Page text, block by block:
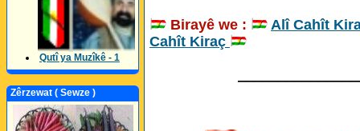
Qutî ya Muzîkê - 1
Zêrzewat ( Sewze )
Birayê we :
Alî Cahît
Cahît Kiraç